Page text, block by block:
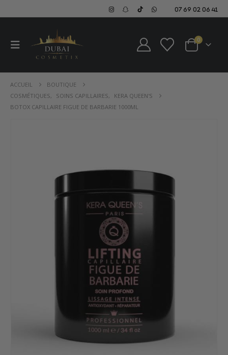
07 69 02 06 41
0
ACCUEIL
BOUTIQUE
COSMÉTIQUES, SOINS CAPILLAIRES,
KERA QUEEN'S
BOTOX CAPILLAIRE FIGUE DE BARBARIE 1000ML